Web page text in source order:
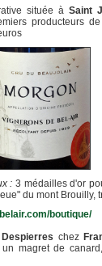
située à Saint
producteurs
:3 médailles d'or
du mont Brouilly,
boutique/
chez
magret de